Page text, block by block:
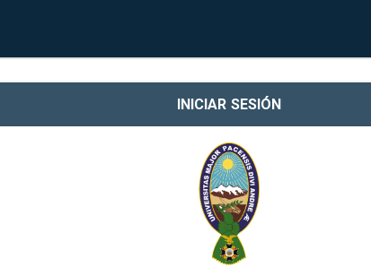
INICIAR SESIÓN